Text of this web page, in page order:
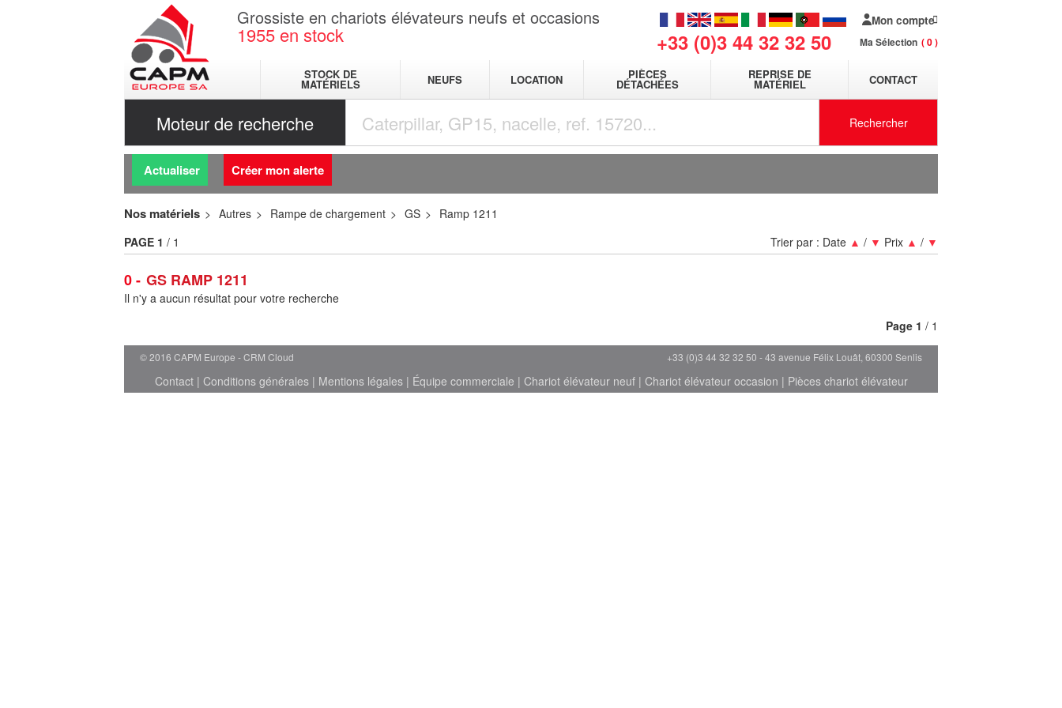
Grossiste en chariots élévateurs neufs et occasions
1955 en stock +33 (0)3 44 32 32 50
Mon compte
Ma Sélection 0
STOCK DE
MATÉRIELS NEUFS LOCATION PIÈCES
DÉTACHÉES
REPRISE DE
MATÉRIEL CONTACT
Moteur de recherche Rechercher
Actualiser Créer mon alerte
Nos matériels Autres Rampe de chargement GS Ramp 1211
0 GS RAMP 1211
Trier par : Date ▲ / ▼ Prix ▲ / ▼
PAGE 1 / 1
Il n'y a aucun résultat pour votre recherche
Page 1 / 1
© 2016 CAPM Europe CRM Cloud +33 (0)3 44 32 32 50 - 43 avenue Félix Louât, 60300 Senlis
Contact| Conditions générales| Mentions légales| Équipe commerciale | Chariot élévateur neuf| Chariot élévateur occasion | Pièces chariot élévateur